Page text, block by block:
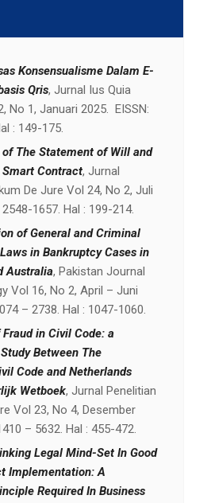
Konsensualisme Dalam E-
Qris, Jurnal Ius Quia
No 1, Januari 2025. EISSN:
: 149-175.
The Statement of Will and
Contract, Jurnal
De Jure Vol 24, No 2, Juli
2548-1657. Hal : 199-214.
of General and Criminal
in Bankruptcy Cases in
Australia, Pakistan Journal
Vol 16, No 2, April – Juni
– 2738. Hal : 1047-1060.
in Civil Code: a
Between The
Code and Netherlands
Wetboek, Jurnal Penelitian
Vol 23, No 4, Desember
– 5632. Hal : 455-472.
Legal Mind-Set In Good
Implementation: A
Required In Business